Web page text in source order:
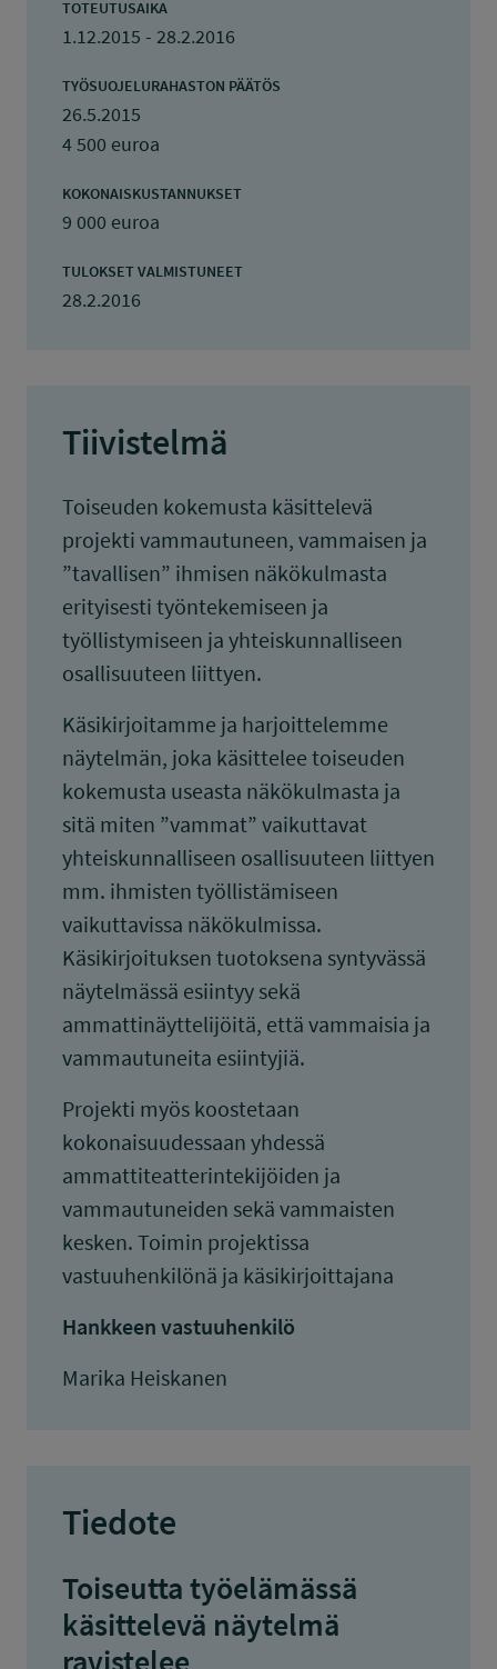
TOTEUTUSAIKA
1.12.2015 - 28.2.2016
TYÖSUOJELURAHASTON PÄÄTÖS
26.5.2015
4 500 euroa
KOKONAISKUSTANNUKSET
9 000 euroa
TULOKSET VALMISTUNEET
28.2.2016
Tiivistelmä
Toiseuden kokemusta käsittelevä
projekti vammautuneen, vammaisen ja
”tavallisen” ihmisen näkökulmasta
erityisesti työntekemiseen ja
työllistymiseen ja yhteiskunnalliseen
osallisuuteen liittyen.
Käsikirjoitamme ja harjoittelemme
näytelmän, joka käsittelee toiseuden
kokemusta useasta näkökulmasta ja
sitä miten ”vammat” vaikuttavat
yhteiskunnalliseen osallisuuteen liittyen
mm. ihmisten työllistämiseen
vaikuttavissa näkökulmissa.
Käsikirjoituksen tuotoksena syntyvässä
näytelmässä esiintyy sekä
ammattinäyttelijöitä, että vammaisia ja
vammautuneita esiintyjiä.
Projekti myös koostetaan
kokonaisuudessaan yhdessä
ammattiteatterintekijöiden ja
vammautuneiden sekä vammaisten
kesken. Toimin projektissa
vastuuhenkilönä ja käsikirjoittajana
Hankkeen vastuuhenkilö
Marika Heiskanen
Tiedote
Toiseutta työelämässä
käsittelevä näytelmä